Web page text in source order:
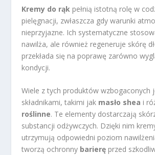
Kremy do rąk pełnią istotną rolę w
pielęgnacji, zwłaszcza gdy warunki
nieprzyjazne. Ich systematyczne
nawilża, ale również regeneruje skórę
przekłada się na poprawę zarówno
kondycji.
Wiele z tych produktów wzbogaconych
składnikami, takimi jak masło shea i
roślinne. Te elementy dostarczają
substancji odżywczych. Dzięki nim
utrzymują odpowiedni poziom
tworzą ochronny barierę przed